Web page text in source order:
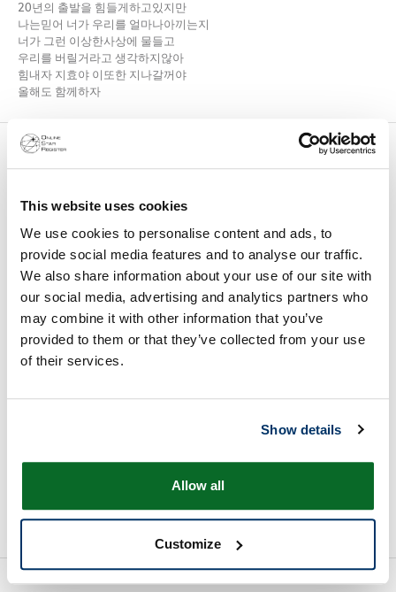
This website uses cookies
We use cookies to personalise content and ads, to
provide social media features and to analyse our traffic.
We also share information about your use of our site with
our social media, advertising and analytics partners who
may combine it with other information that you’ve
provided to them or that they’ve collected from your use
of their services.
Show details
Allow all
Customize
20년의 출발을 힘들게하고있지만
나는믿어 너가 우리를 얼마나아끼는지
너가 그런 이상한사상에 물들고
우리를 버릴거라고 생각하지않아
힘내자 지효야 이또한 지나갈꺼야
올해도 함께하자
AdmirableHyo
January 07, 2020 04:37
From the start, we’ve seen how hard working you are and how you
you. Not even for a second.
It hurts to know how much pain you’re actually dealing with which
started from almost a year ago. But despite your pain, anxiety, and
depression, you still stood on stage and look at us with your bright
smile.
Thank you for smiling even when it’s hard. Thank you for being
strong.
We love you, Jihyo. Fighting! :)